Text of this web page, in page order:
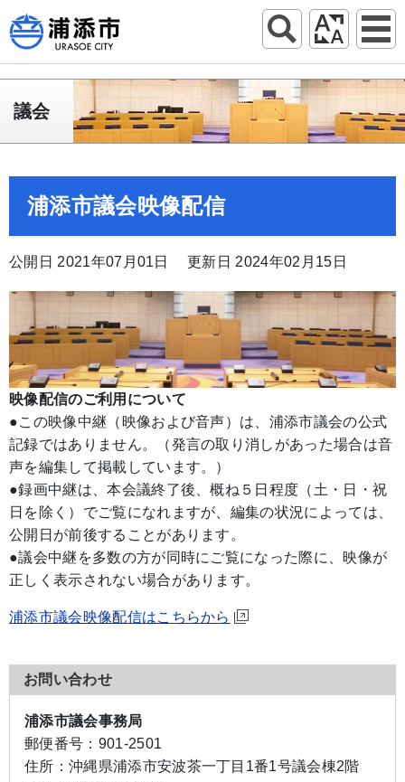
議会
浦添市議会映像配信
公開日 2021年07月01日 更新日 2024年02月15日
映像配信のご利用について
●この映像中継（映像および音声）は、浦添市議会の公式
記録ではありません。（発言の取り消しがあった場合は音
声を編集して掲載しています。）
●録画中継は、本会議終了後、概ね５日程度（土・日・祝
日を除く）でご覧になれますが、編集の状況によっては、
公開日が前後することがあります。
●議会中継を多数の方が同時にご覧になった際に、映像が
正しく表示されない場合があります。
浦添市議会映像配信はこちらから
お問い合わせ
浦添市議会事務局
郵便番号： 901-2501
住所： 沖縄県浦添市安波茶一丁目1番1号議会棟2階